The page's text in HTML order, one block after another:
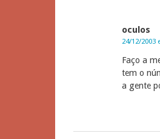
oculos
24/12/2003
Faço a
tem o
a gente